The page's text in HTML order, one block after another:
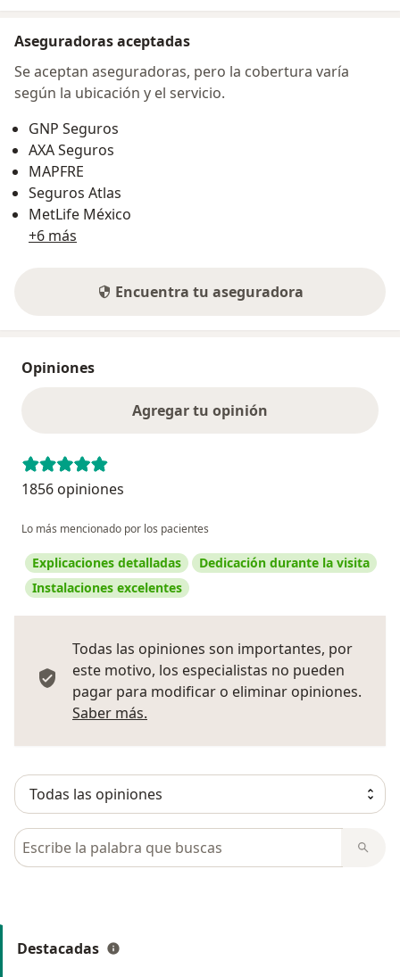
Aseguradoras aceptadas
Se aceptan aseguradoras, pero la cobertura varía
según la ubicación y el servicio.
GNP Seguros
AXA Seguros
MAPFRE
Seguros Atlas
MetLife México
+6 más
Encuentra tu aseguradora
Opiniones
Agregar tu opinión
1856 opiniones
Lo más mencionado por los pacientes
Explicaciones detalladas
Dedicación durante la visita
Instalaciones excelentes
Todas las opiniones son importantes, por
este motivo, los especialistas no pueden
pagar para modificar o eliminar opiniones.
Saber más.
Busca en opiniones
Destacadas